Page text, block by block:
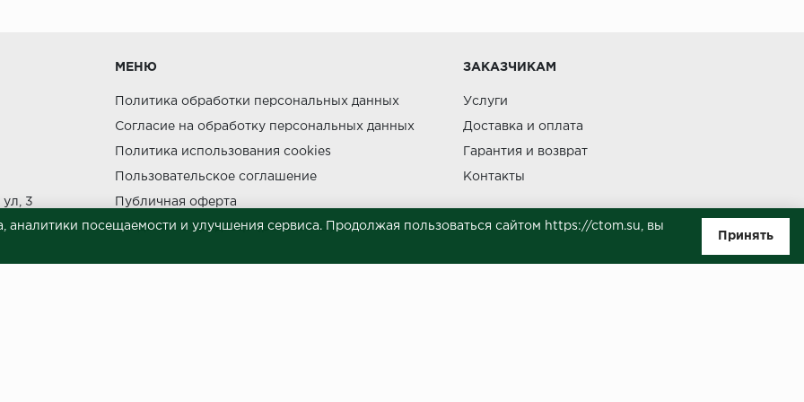
3
МЕНЮ
Политика обработки персональных данных
Согласие на обработку персональных данных
Политика использования cookies
Пользовательское соглашение
Публичная оферта
Сведения о продавце (реквизиты)
ЗАКАЗЧИКАМ
Услуги
Доставка и оплата
Гарантия и возврат
Контакты
посещаемости и улучшения сервиса. Продолжая пользоваться сайтом https://ctom.su, вы
Принять